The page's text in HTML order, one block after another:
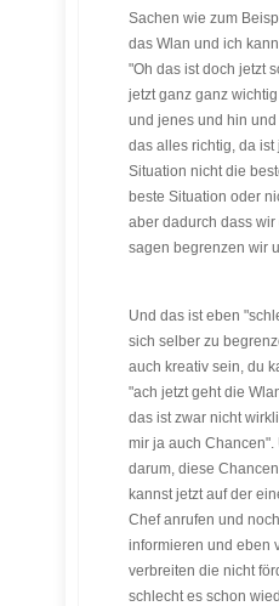
Sachen wie zum
das Wlan und ich
"Oh das ist doch jetzt
jetzt ganz ganz
und jenes und hin
das alles richtig, da
Situation nicht die
beste Situation oder
aber dadurch dass
sagen begrenzen wir
Und das ist eben
sich selber zu
auch kreativ sein, du
"ach jetzt geht die
das ist zwar nicht
mir ja auch
darum, diese
kannst jetzt auf der
Chef anrufen und
informieren und eben
verbreiten die nicht
schlecht es schon